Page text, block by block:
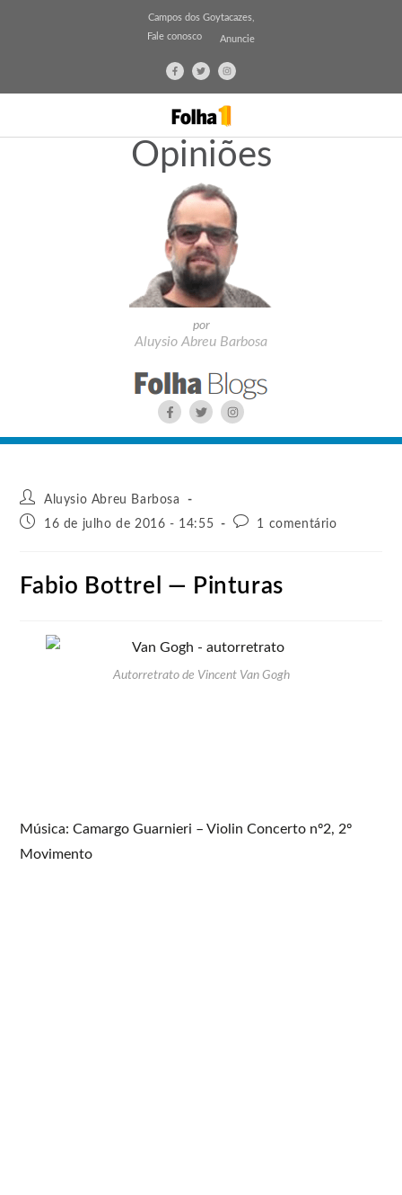
Campos dos Goytacazes,
Fale conosco
Anuncie
Opiniões
por
Aluysio Abreu Barbosa
Aluysio Abreu Barbosa
16 de julho de 2016 - 14:55
1 comentário
Fabio Bottrel — Pinturas
Autorretrato de Vincent Van Gogh
Música: Camargo Guarnieri – Violin Concerto nº2, 2º
Movimento